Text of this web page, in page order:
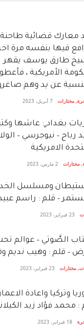
معارك قضائية
فيها بنفسه مرة
طارق يوسف يقهر
الأمريكية ،
عن يد وهم
, مختارات 7 أبريل، 2023
بغداد ٍ: عاشها
رباح – نيوجرسي –
الامريكية
, مختارات 2 مارس، 2023
ومسلسل
– قلم : راسم
23 فبراير، 2023
الصَّوتي – عوالم
– قلم : وهيب نديم
, مختارات 23 فبراير، 2023
وتركيا واعادة
: محمد فؤاد زيد
18 فبراير، 2023